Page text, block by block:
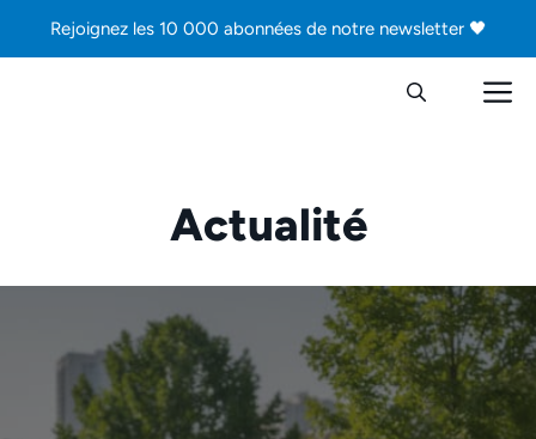
Rejoignez les 10 000 abonnées de notre newsletter 🖤
Actualité